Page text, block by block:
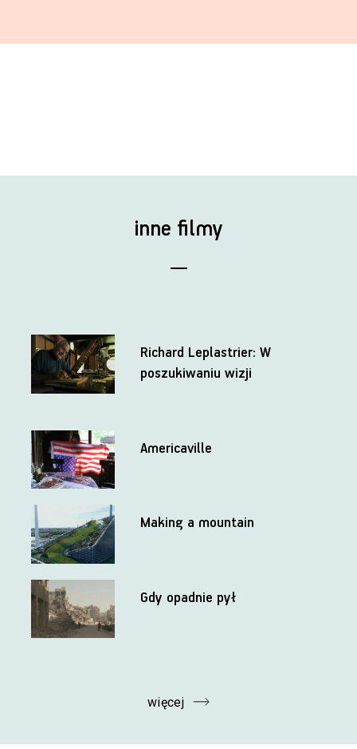
inne filmy
Richard Leplastrier: W
poszukiwaniu wizji
Americaville
Making a mountain
Gdy opadnie pył
więcej